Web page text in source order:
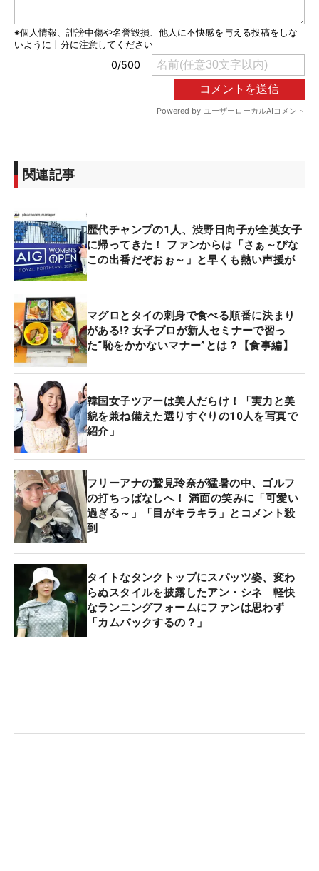
関連記事
歴代チャンプの1人、渋野日向子が全英女子
に帰ってきた！ ファンからは「さぁ～ぴな
この出番だぞおぉ～」と早くも熱い声援が
マグロとタイの刺身で食べる順番に決まり
がある⁉ 女子プロが新人セミナーで習っ
た“恥をかかないマナー”とは？【食事編】
韓国女子ツアーは美人だらけ！「実力と美
貌を兼ね備えた選りすぐりの10人を写真で
紹介」
フリーアナの鷲見玲奈が猛暑の中、ゴルフ
の打ちっぱなしへ！ 満面の笑みに「可愛い
過ぎる～」「目がキラキラ」とコメント殺
到
タイトなタンクトップにスパッツ姿、変わ
らぬスタイルを披露したアン・シネ 軽快
なランニングフォームにファンは思わず
「カムバックするの？」